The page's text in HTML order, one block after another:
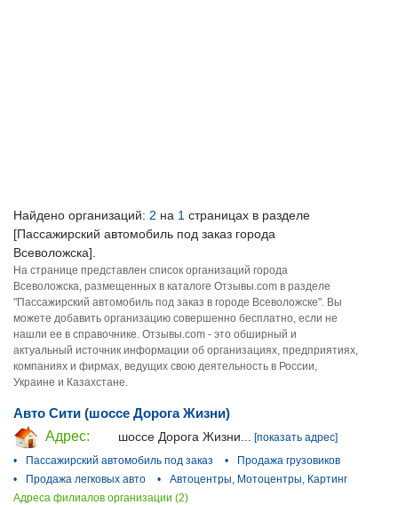
Найдено организаций: 2 на 1 страницах в разделе
[Пассажирский автомобиль под заказ города
Всеволожска].
На странице представлен список организаций города
Всеволожска, размещенных в каталоге Отзывы.com в разделе
"Пассажирский автомобиль под заказ в городе Всеволожске". Вы
можете добавить организацию совершенно бесплатно, если не
нашли ее в справочнике. Отзывы.com - это обширный и
актуальный источник информации об организациях, предприятиях,
компаниях и фирмах, ведущих свою деятельность в России,
Украине и Казахстане.
Авто Сити (шоссе Дорога Жизни)
Адрес:
шоссе Дорога Жизни...
[показать адрес]
•
Пассажирский автомобиль под заказ •
Продажа грузовиков
•
Продажа легковых авто •
Автоцентры, Мотоцентры, Картинг
Адреса филиалов организации (2)